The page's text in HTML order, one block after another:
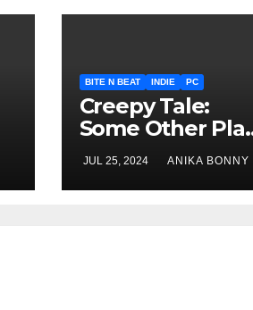
BITE N BEAT INDIE PC
Creepy Tale:
Some Other
(PC)
JUL 25, 2024 ANIKA BONNY